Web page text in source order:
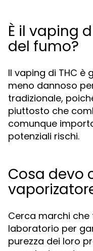
È il vaping
del fumo?
Il vaping di THC
meno dannoso
tradizionale,
piuttosto che
comunque
potenziali rischi.
Cosa devo
Cerca marchi
laboratorio per
purezza dei loro